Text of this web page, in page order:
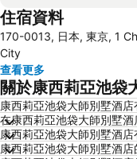
品川站
錦系釘站
東京迪士尼
日本橋站
Haneda Airport International
赤坂站
六本木車站
住宿資料
170-0013, 日本, 東京, 1
City
查看更多
關於康西莉亞池袋
康西莉亞池袋大師別墅酒
在康西莉亞池袋大師別墅酒
康西莉亞池袋大師別墅酒店
康西莉亞池袋大師別墅酒